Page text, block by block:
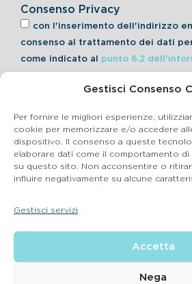
Gestisci Consenso
Per fornire le migliori esperienze,
cookie per memorizzare e/o accedere
dispositivo. Il consenso a queste
elaborare dati come il comportamento di
su questo sito. Non acconsentire o
influire negativamente su alcune
Gestisci servizi
Accetta
Nega
Consenso Privacy
con l'inserimento dell'indirizzo
consenso al trattamento dei dati
come indicato al punto 6.2
Iscriviti alla
Cookie Policy
P.IVA 03864990134 SDI:SUBM70N
sociale deliberato
| Email: